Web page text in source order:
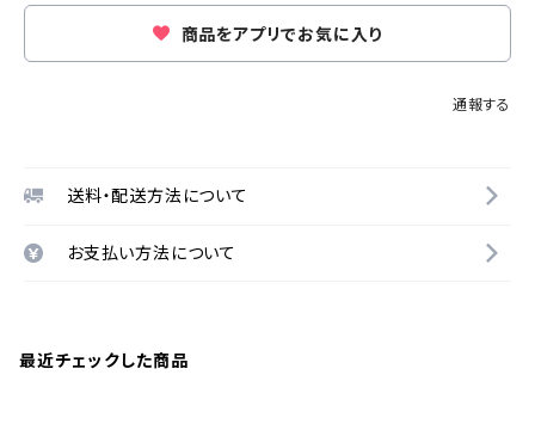
商品をアプリでお気に入り
通報する
送料・配送方法について
お支払い方法について
最近チェックした商品